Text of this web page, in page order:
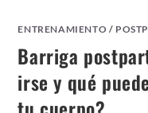
ENTRENAMIENTO /
Barriga
irse y qué